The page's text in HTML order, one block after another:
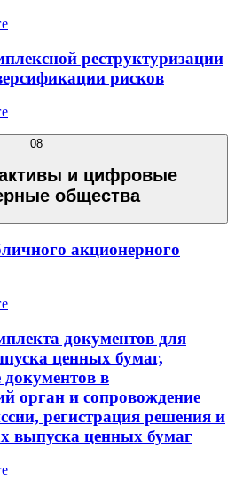
реструктуризации
рисков
08
и цифровые
общества
акционерного
документов для
ценных бумаг,
документов в
орган и сопровождение
регистрация решения и
выпуска ценных бумаг